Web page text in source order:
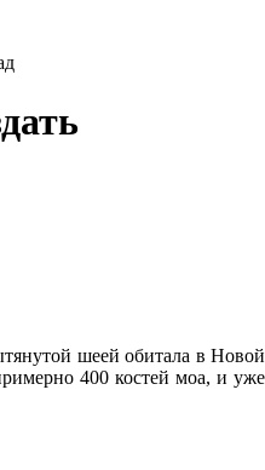
шеей обитала в Новой
400 костей моа, и уже